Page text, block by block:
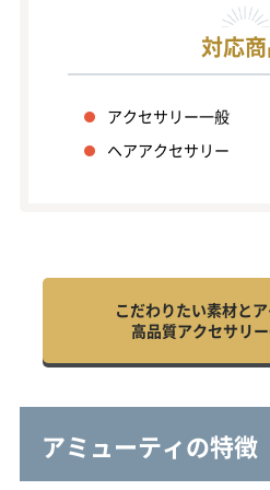
対応
アクセサリー一般
ヘアアクセサリー
こだわりたい素材と
高品質アクセサリ
アミューティの特徴